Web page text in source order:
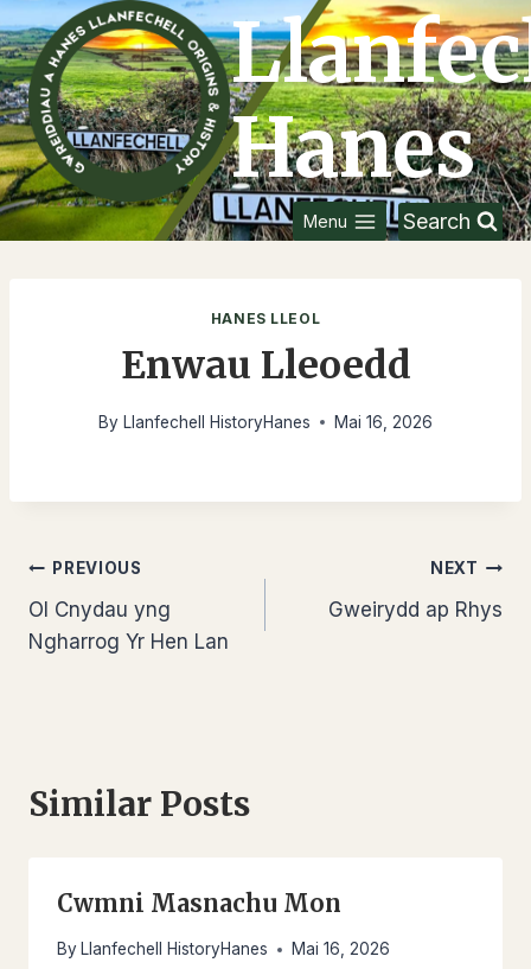
to
content
Hanes
Menu Search
HANES LLEOL
Enwau Lleoedd
By Llanfechell HistoryHanes Mai 16, 2026
Llywio
cofnod
PREVIOUS
Ol Cnydau yng
Ngharrog Yr Hen Lan
NEXT
Gweirydd ap Rhys
Similar Posts
Cwmni Masnachu Mon
By Llanfechell HistoryHanes Mai 16, 2026